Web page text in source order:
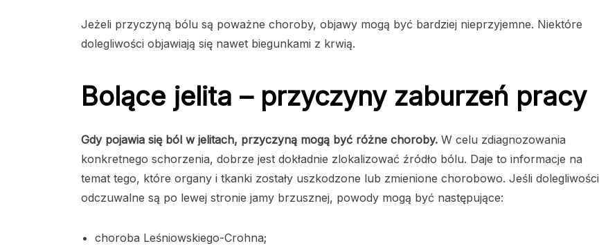
Jeżeli przyczyną bólu są poważne choroby, objawy mogą być bardziej nieprzyjemne. Niektóre
dolegliwości objawiają się nawet biegunkami z krwią.
Bolące jelita – przyczyny zaburzeń pracy
Gdy pojawia się ból w jelitach, przyczyną mogą być różne choroby. W celu zdiagnozowania
konkretnego schorzenia, dobrze jest dokładnie zlokalizować źródło bólu. Daje to informacje na
temat tego, które organy i tkanki zostały uszkodzone lub zmienione chorobowo. Jeśli dolegliwości
odczuwalne są po lewej stronie jamy brzusznej, powody mogą być następujące:
choroba Leśniowskiego-Crohna;